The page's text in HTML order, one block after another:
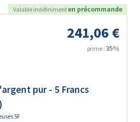
Valable indéfinimenten précommande
241,06 €
prime : 35%
pur - 5 Francs
5F